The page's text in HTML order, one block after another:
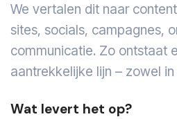
We vertalen dit naar
sites, socials, campagnes,
communicatie. Zo ontstaat
aantrekkelijke lijn – zowel
Wat levert het op?